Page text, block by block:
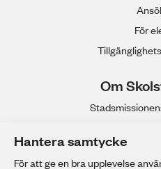
Hantera samtycke
För att ge en bra upplevelse
För
Om
Anpassad